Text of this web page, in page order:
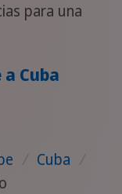
para una
Cuba
/ Cuba /